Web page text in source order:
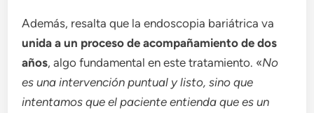
Además, resalta que la endoscopia bariátrica va
unida a un proceso de acompañamiento de dos
años, algo fundamental en este tratamiento. «No
es una intervención puntual y listo, sino que
intentamos que el paciente entienda que es un